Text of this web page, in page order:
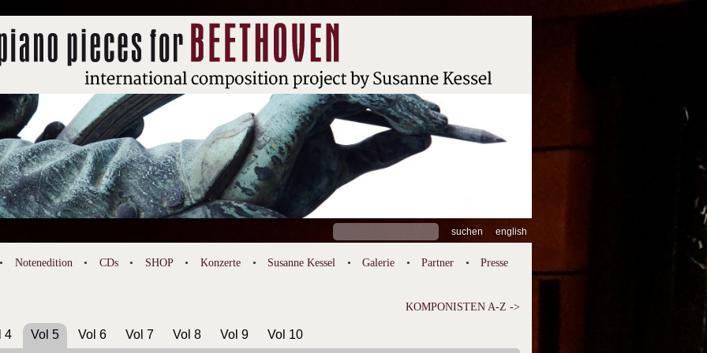
nach:
english
Notenedition CDs SHOP Konzerte Susanne Kessel Galerie Partner Presse
KOMPONISTEN A-Z ->
4 Vol 5 Vol 6 Vol 7 Vol 8 Vol 9 Vol 10